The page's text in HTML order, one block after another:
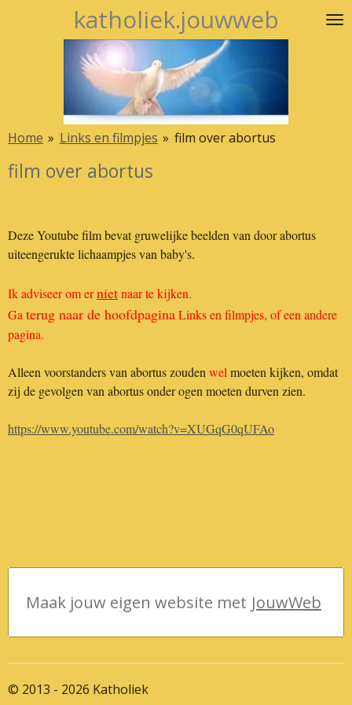
katholiek.jouwweb
Home » Links en filmpjes » film over abortus
film over abortus
Deze Youtube film bevat gruwelijke beelden van door abortus
uiteengerukte lichaampjes van baby's.
Ik adviseer om ernietnaar te kijken.
Ga terug naar de hoofdpaginaLinks en filmpjes, of een andere
pagina.
Alleen voorstanders van abortus zouden wel moeten kijken, omdat
zij de gevolgen van abortus onder ogen moeten durven zien.
https://www.youtube.com/watch?v=XUGqG0qUFAo
Maak jouw eigen website met JouwWeb
© 2013 - 2026 Katholiek